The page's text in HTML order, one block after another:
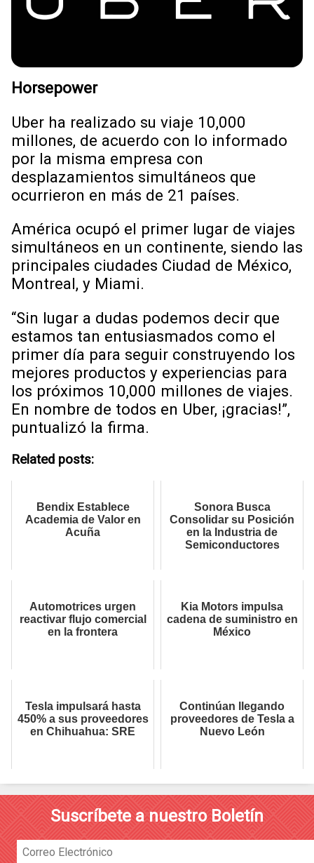
Horsepower
Uber ha realizado su viaje 10,000
millones, de acuerdo con lo informado
por la misma empresa con
desplazamientos simultáneos que
ocurrieron en más de 21 países.
América ocupó el primer lugar de viajes
simultáneos en un continente, siendo las
principales ciudades Ciudad de México,
Montreal, y Miami.
“Sin lugar a dudas podemos decir que
estamos tan entusiasmados como el
primer día para seguir construyendo los
mejores productos y experiencias para
los próximos 10,000 millones de viajes.
En nombre de todos en Uber, ¡gracias!”,
puntualizó la firma.
Related posts:
Bendix Establece
Academia de Valor en
Acuña
Sonora Busca
Consolidar su Posición
en la Industria de
Semiconductores
Automotrices urgen
reactivar flujo comercial
en la frontera
Kia Motors impulsa
cadena de suministro en
México
Tesla impulsará hasta
450% a sus proveedores
en Chihuahua: SRE
Continúan llegando
proveedores de Tesla a
Nuevo León
Suscríbete a nuestro Boletín